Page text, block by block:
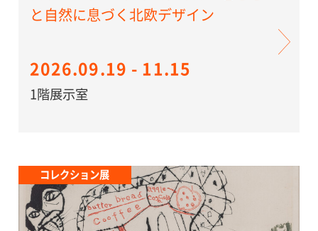
と自然に息づく北欧デザイン
2026.09.19 - 11.15
1階展示室
コレクション展